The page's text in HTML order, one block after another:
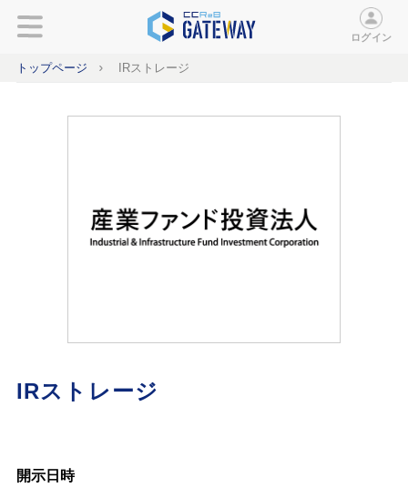
ログイン
トップページ IRストレージ
IRストレージ
開示日時